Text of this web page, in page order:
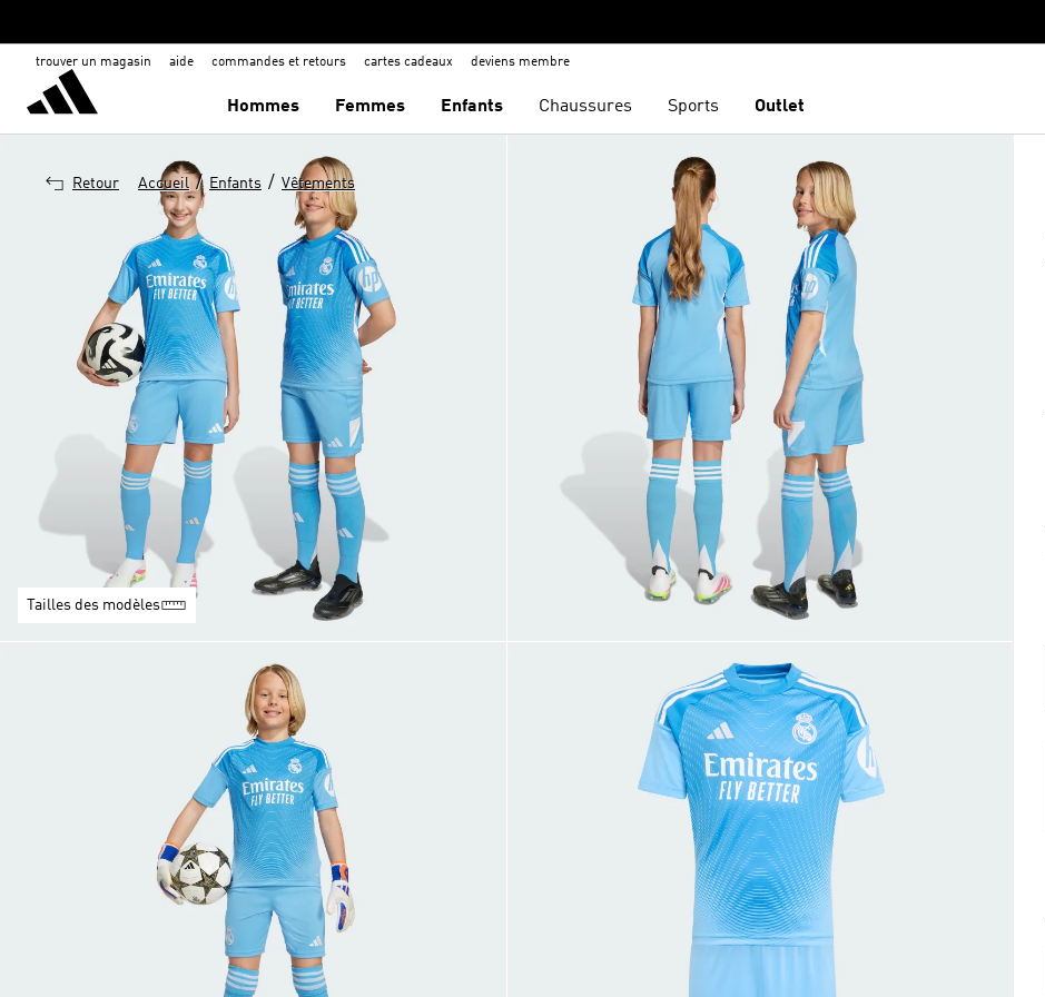
trouver un magasin aide commandes et retours cartes cadeaux deviens membre
Hommes Femmes Enfants Chaussures Sports Outlet
Retour Accueil / Enfants / Vêtements
Tailles des modèles